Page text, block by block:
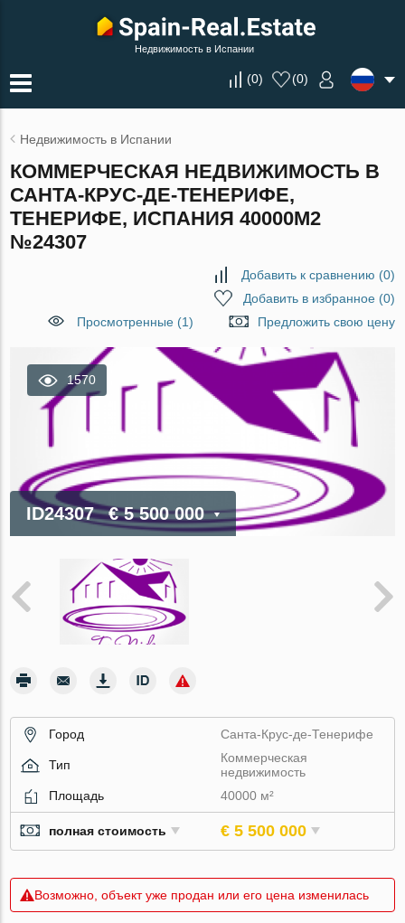
Недвижимость в Испании
(0) (0)
Недвижимость в Испании
КОММЕРЧЕСКАЯ НЕДВИЖИМОСТЬ В
САНТА-КРУС-ДЕ-ТЕНЕРИФЕ,
ТЕНЕРИФЕ, ИСПАНИЯ 40000М2
№24307
Добавить к сравнению (0)
Добавить в избранное(0)
Просмотренные (1)
Предложить свою цену
1570
ID24307 € 5 500 000
Город Санта-Крус-де-Тенерифе
Тип
Коммерческая
недвижимость
Площадь
40000 м²
полная стоимость € 5 500 000
Возможно, объект уже продан или его цена изменилась